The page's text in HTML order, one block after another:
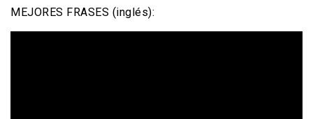
MEJORES FRASES (inglés):